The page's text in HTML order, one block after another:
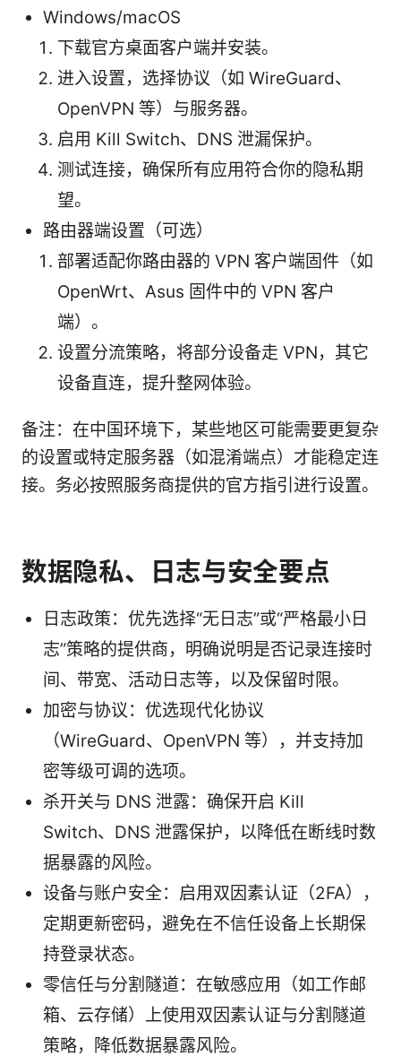
Windows/macOS
下载官方桌面客户端并安装。
进入设置，选择协议（如 WireGuard、
OpenVPN 等）与服务器。
启用 Kill Switch、DNS 泄漏保护。
测试连接，确保所有应用符合你的隐私期
望。
路由器端设置（可选）
部署适配你路由器的 VPN 客户端固件（如
OpenWrt、Asus 固件中的 VPN 客户
端）。
设置分流策略，将部分设备走 VPN，其它
设备直连，提升整网体验。
备注：在中国环境下，某些地区可能需要更复杂
的设置或特定服务器（如混淆端点）才能稳定连
接。务必按照服务商提供的官方指引进行设置。
数据隐私、日志与安全要点
日志政策：优先选择“无日志”或“严格最小日
志”策略的提供商，明确说明是否记录连接时
间、带宽、活动日志等，以及保留时限。
加密与协议：优选现代化协议
（WireGuard、OpenVPN 等），并支持加
密等级可调的选项。
杀开关与 DNS 泄露：确保开启 Kill
Switch、DNS 泄露保护，以降低在断线时数
据暴露的风险。
设备与账户安全：启用双因素认证（2FA），
定期更新密码，避免在不信任设备上长期保
持登录状态。
零信任与分割隧道：在敏感应用（如工作邮
箱、云存储）上使用双因素认证与分割隧道
策略，降低数据暴露风险。